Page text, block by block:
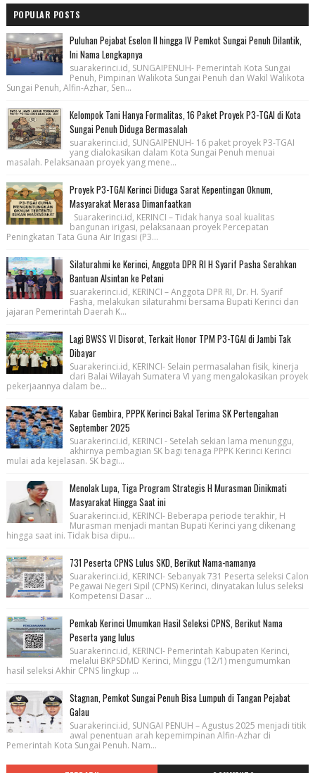
POPULAR POSTS
Puluhan Pejabat Eselon II hingga IV Pemkot Sungai Penuh Dilantik,
Ini Nama Lengkapnya
suarakerinci.id, SUNGAIPENUH- Pemerintah Kota Sungai
Penuh, Pimpinan Walikota Sungai Penuh dan Wakil Walikota
Sungai Penuh, Alfin-Azhar, Sen...
Kelompok Tani Hanya Formalitas, 16 Paket Proyek P3-TGAI di Kota
Sungai Penuh Diduga Bermasalah
suarakerinci.id, SUNGAIPENUH- 16 paket proyek P3-TGAI
yang dialokasikan dalam Kota Sungai Penuh menuai
masalah. Pelaksanaan proyek yang mene...
Proyek P3-TGAI Kerinci Diduga Sarat Kepentingan Oknum,
Masyarakat Merasa Dimanfaatkan
Suarakerinci.id, KERINCI – Tidak hanya soal kualitas
bangunan irigasi, pelaksanaan proyek Percepatan
Peningkatan Tata Guna Air Irigasi (P3...
Silaturahmi ke Kerinci, Anggota DPR RI H Syarif Pasha Serahkan
Bantuan Alsintan ke Petani
suarakerinci.id, KERINCI – Anggota DPR RI, Dr. H. Syarif
Fasha, melakukan silaturahmi bersama Bupati Kerinci dan
jajaran Pemerintah Daerah K...
Lagi BWSS VI Disorot, Terkait Honor TPM P3-TGAI di Jambi Tak
Dibayar
Suarakerinci.id, KERINCI- Selain permasalahan fisik, kinerja
dari Balai Wilayah Sumatera VI yang mengalokasikan proyek
pekerjaannya dalam be...
Kabar Gembira, PPPK Kerinci Bakal Terima SK Pertengahan
September 2025
Suarakerinci.id, KERINCI - Setelah sekian lama menunggu,
akhirnya pembagian SK bagi tenaga PPPK Kerinci Kerinci
mulai ada kejelasan. SK bagi...
Menolak Lupa, Tiga Program Strategis H Murasman Dinikmati
Masyarakat Hingga Saat ini
Suarakerinci.id, KERINCI- Beberapa periode terakhir, H
Murasman menjadi mantan Bupati Kerinci yang dikenang
hingga saat ini. Tidak bisa dipu...
731 Peserta CPNS Lulus SKD, Berikut Nama-namanya
Suarakerinci.id, KERINCI- Sebanyak 731 Peserta seleksi Calon
Pegawai Negeri Sipil (CPNS) Kerinci, dinyatakan lulus seleksi
Kompetensi Dasar ...
Pemkab Kerinci Umumkan Hasil Seleksi CPNS, Berikut Nama
Peserta yang lulus
Suarakerinci.id, KERINCI- Pemerintah Kabupaten Kerinci,
melalui BKPSDMD Kerinci, Minggu (12/1) mengumumkan
hasil seleksi Akhir CPNS lingkup ...
Stagnan, Pemkot Sungai Penuh Bisa Lumpuh di Tangan Pejabat
Galau
Suarakerinci.id, SUNGAI PENUH – Agustus 2025 menjadi titik
awal penentuan arah kepemimpinan Alfin-Azhar di
Pemerintah Kota Sungai Penuh. Nam...